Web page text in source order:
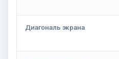
Диагональ экрана